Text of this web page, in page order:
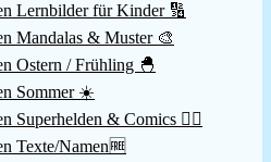
Lernbilder für Kinder 🔢
Mandalas & Muster 🎨
Ostern / Frühling 🐣
Sommer ☀️
Superhelden & Comics 🦸‍♂️
Texte/Namen🆓